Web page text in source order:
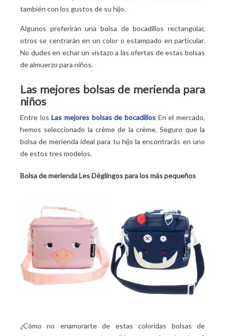
también con los gustos de su hijo.
Algunos preferirán una bolsa de bocadillos rectangular,
otros se centrarán en un color o estampado en particular.
No dudes en echar un vistazo a las ofertas de estas bolsas
de almuerzo para niños.
Las mejores bolsas de merienda para
niños
Entre losLas mejores bolsas de bocadillos En el mercado,
hemos seleccionado la crème de la crème. Seguro que la
bolsa de merienda ideal para tu hijo la encontrarás en uno
de estos tres modelos.
Bolsa de merienda Les Déglingos para los más pequeños
¿Cómo no enamorarte de estas coloridas bolsas de